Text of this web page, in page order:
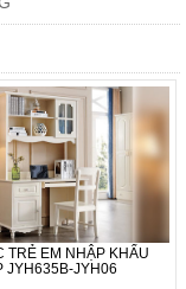
phân chia thành
TRẺ EM NHẬP KHẨU
JYH635B-JYH06